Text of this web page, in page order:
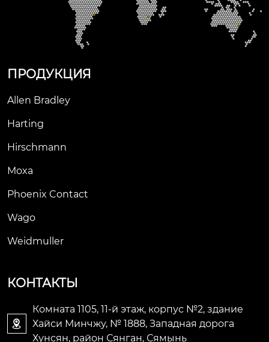
ием 15 бит для +/-10
в постоянного тока
и 16 бит для других
ПРОДУКЦИЯ
Allen Bradley
Harting
Hirschmann
Moxa
Phoenix Contact
Wago
Weidmuller
КОНТАКТЫ

Комната 1105, 11-й этаж, корпус №2, здание
Хайси Минчжу, № 1888, Западная дорога
Хунсян, район Сянган, Сямынь